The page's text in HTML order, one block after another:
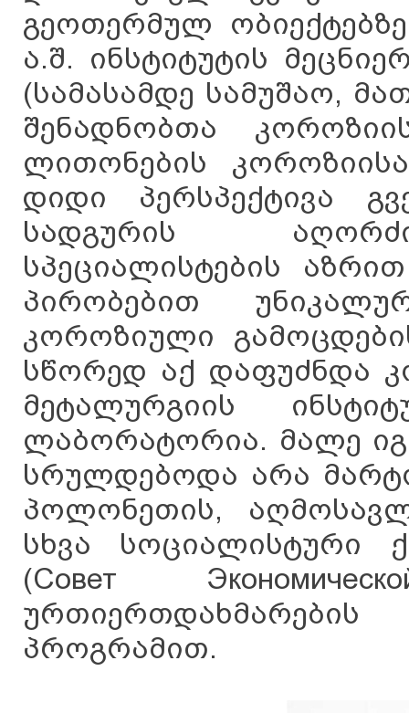
გეოთერმულ
ა.შ. ინსტიტუტის
(სამასამდე სამუშაო,
შენადნობთა
ლითონების
დიდი პერსპექტივა
სადგურის
სპეციალისტების
პირობებით
კოროზიული
სწორედ აქ დაფუძნდა
მეტალურგიის
ლაბორატორია. მალე
სრულდებოდა არა
პოლონეთის,
სხვა სოციალისტური
(Совет
პროგრამით.